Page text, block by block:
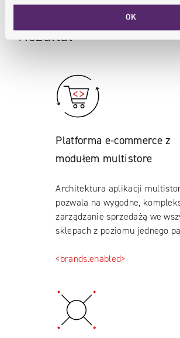
OK
Rezultat
Platforma e-commerce z
modułem multistore
Architektura aplikacji
pozwala na wygodne,
zarządzanie sprzedażą we
sklepach z poziomu jednego
<brands.enabled>